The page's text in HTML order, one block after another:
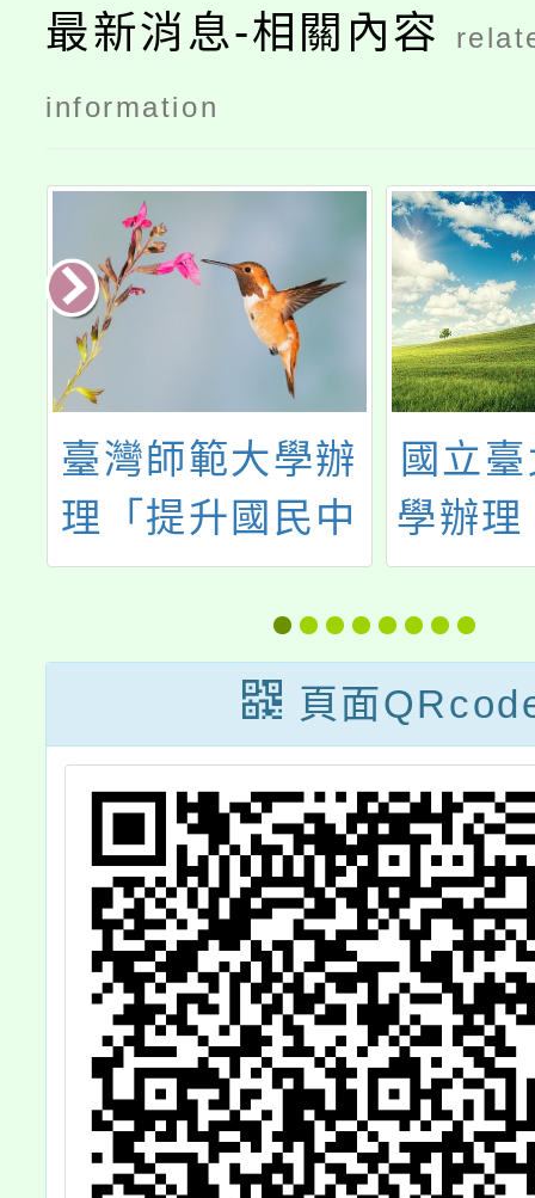
最新消息-相關內容
information
臺灣師範大學辦
理「提升國民中
小學女學生科學
學習興趣-跨領域
教案線上研討
會」
國立
學辦
－全
頁面